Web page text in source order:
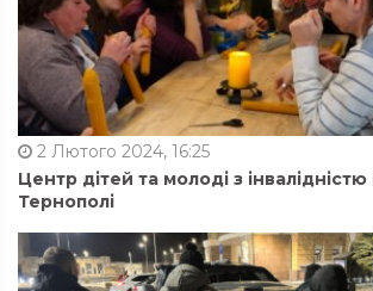
2 Лютого 2024, 16:25
Центр дітей та молоді з
Тернополі